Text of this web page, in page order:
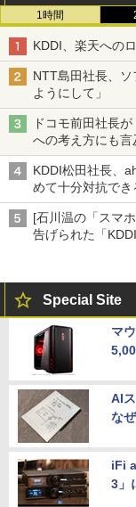
1時間
KDDI、楽天への
NTT島田社長、
ようにして」
ドコモ前田社長
への考え方にも言
KDDI松田社長、
めて十分対抗でき
[石川温の「スマ
告げられた「
Special Site
マ
AI
な
iFi
3」